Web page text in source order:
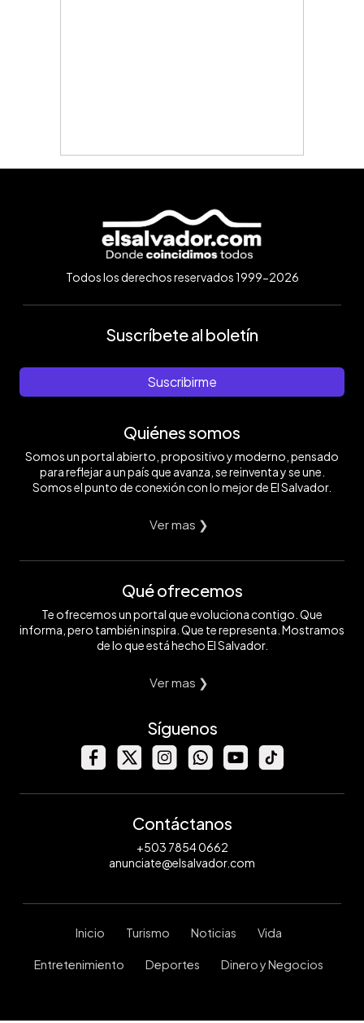
Todos los derechos reservados 1999-2026
Suscríbete al boletín
Suscribirme
Quiénes somos
Somos un portal abierto, propositivo y moderno, pensado
para reflejar a un país que avanza, se reinventa y se une.
Somos el punto de conexión con lo mejor de El Salvador.
Ver mas ❯
Qué ofrecemos
Te ofrecemos un portal que evoluciona contigo. Que
informa, pero también inspira. Que te representa. Mostramos
de lo que está hecho El Salvador.
Ver mas ❯
Síguenos
Contáctanos
+503 7854 0662
anunciate@elsalvador.com
Inicio Turismo Noticias Vida
Entretenimiento Deportes Dinero y Negocios